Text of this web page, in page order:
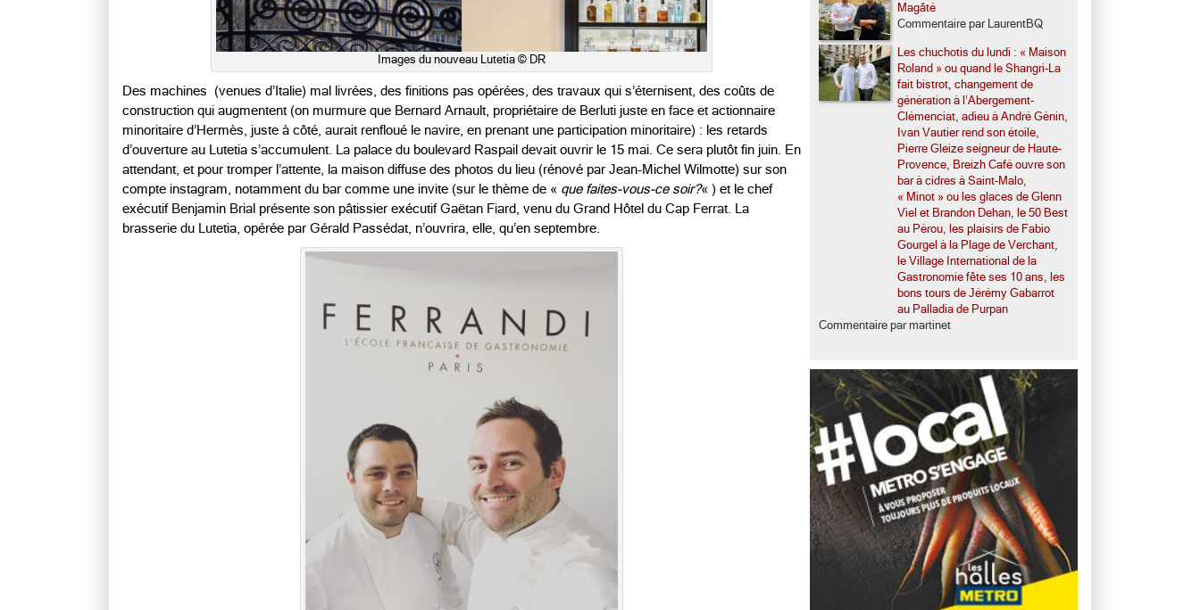
Images du nouveau Lutetia © DR
Des machines (venues d’Italie) mal livrées, des finitions pas opérées, des travaux qui s’éternisent, des coûts de
construction qui augmentent (on murmure que Bernard Arnault, propriétaire de Berluti juste en face et actionnaire
minoritaire d’Hermès, juste à côté, aurait renfloué le navire, en prenant une participation minoritaire) : les retards
d’ouverture au Lutetia s’accumulent. La palace du boulevard Raspail devait ouvrir le 15 mai. Ce sera plutôt fin juin. En
attendant, et pour tromper l’attente, la maison diffuse des photos du lieu (rénové par Jean-Michel Wilmotte) sur son
compte instagram, notamment du bar comme une invite (sur le thème de « que faites-vous-ce soir?« ) et le chef
exécutif Benjamin Brial présente son pâtissier exécutif Gaëtan Fiard, venu du Grand Hôtel du Cap Ferrat. La
brasserie du Lutetia, opérée par Gérald Passédat, n’ouvrira, elle, qu’en septembre.
Magâté
Commentaire par LaurentBQ
Les chuchotis du lundi : « Maison
Roland » ou quand le Shangri-La
fait bistrot, changement de
génération à l’Abergement-
Clémenciat, adieu à André Génin,
Ivan Vautier rend son étoile,
Pierre Gleize seigneur de Haute-
Provence, Breizh Café ouvre son
bar à cidres à Saint-Malo,
« Minot » ou les glaces de Glenn
Viel et Brandon Dehan, le 50 Best
au Pérou, les plaisirs de Fabio
Gourgel à la Plage de Verchant,
le Village International de la
Gastronomie fête ses 10 ans, les
bons tours de Jérémy Gabarrot
au Palladia de Purpan
Commentaire par martinet